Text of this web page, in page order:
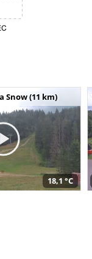
Snow (11 km)
18,1 °C